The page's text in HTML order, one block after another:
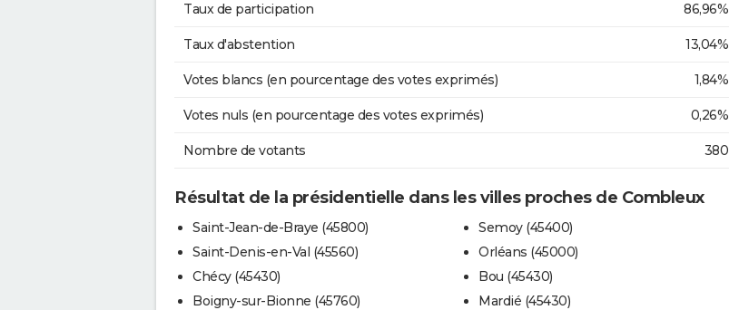
Taux de participation 86,96%
Taux d'abstention 13,04%
Votes blancs (en pourcentage des votes exprimés) 1,84%
Votes nuls (en pourcentage des votes exprimés) 0,26%
Nombre de votants 380
Résultat de la présidentielle dans les villes proches de Combleux
Saint-Jean-de-Braye (45800)
Saint-Denis-en-Val (45560)
Chécy (45430)
Boigny-sur-Bionne (45760)
Semoy (45400)
Orléans (45000)
Bou (45430)
Mardié (45430)